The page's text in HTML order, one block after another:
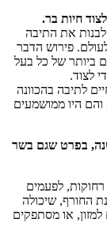
חיות בר.
את התיבה
פירוש הדבר
ביותר של כל בעל
לצוד.
לתיבה בהכוונה
היו ממושמעים
בפרט שגם בשר
לפעמים
החורף, שיכולה
או מסתפקים